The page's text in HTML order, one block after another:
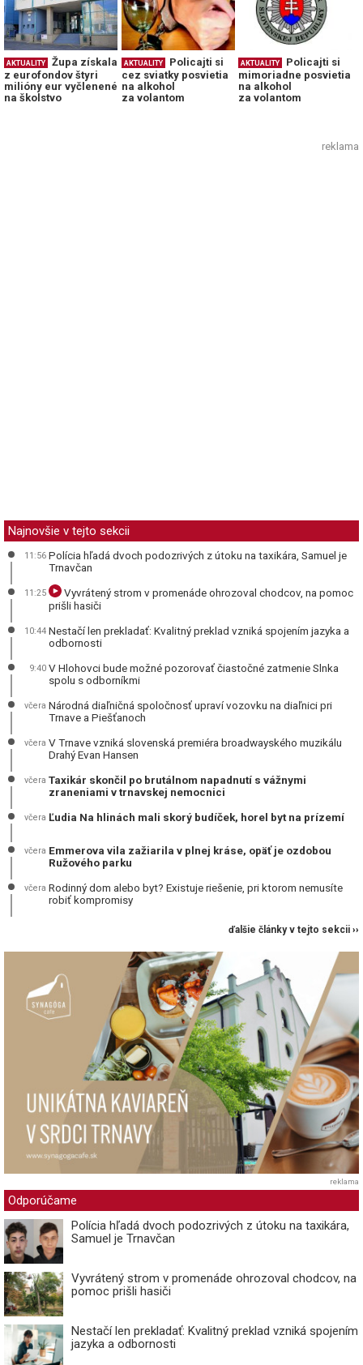
AKTUALITY
Župa získala
z eurofondov štyri
milióny eur vyčlenené
na školstvo
AKTUALITY
Policajti si
cez sviatky posvietia
na alkohol
za volantom
AKTUALITY
Policajti si
mimoriadne posvietia
na alkohol
za volantom
reklama
Najnovšie v tejto sekcii
11:56 Polícia hľadá dvoch podozrivých z útoku na taxikára, Samuel je
Trnavčan
11:25
Vyvrátený strom v promenáde ohrozoval chodcov, na pomoc
prišli hasiči
10:44 Nestačí len prekladať: Kvalitný preklad vzniká spojením jazyka a
odbornosti
9:40 V Hlohovci bude možné pozorovať čiastočné zatmenie Slnka
spolu s odborníkmi
včera Národná diaľničná spoločnosť upraví vozovku na diaľnici pri
Trnave a Piešťanoch
včera V Trnave vzniká slovenská premiéra broadwayského muzikálu
Drahý Evan Hansen
včera Taxikár skončil po brutálnom napadnutí s vážnymi
zraneniami v trnavskej nemocnici
včera Ľudia Na hlinách mali skorý budíček, horel byt na prízemí
včera Emmerova vila zažiarila v plnej kráse, opäť je ozdobou
Ružového parku
včera Rodinný dom alebo byt? Existuje riešenie, pri ktorom nemusíte
robiť kompromisy
ďalšie články v tejto sekcii ››
reklama
Odporúčame
Polícia hľadá dvoch podozrivých z útoku na taxikára,
Samuel je Trnavčan
Vyvrátený strom v promenáde ohrozoval chodcov, na
pomoc prišli hasiči
Nestačí len prekladať: Kvalitný preklad vzniká spojením
jazyka a odbornosti